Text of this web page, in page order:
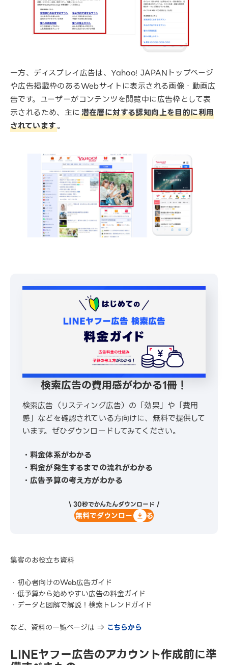
一方、ディスプレイ広告は、Yahoo! JAPANトップページ
や広告掲載枠のあるWebサイトに表示される画像・動画広
告です。ユーザーがコンテンツを閲覧中に広告枠として表
示されるため、主に潜在層に対する認知向上を目的に利用
されています。
検索広告の費用感がわかる1冊！
検索広告（リスティング広告）の「効果」や「費用
感」などを確認されている方向けに、無料で提供して
います。ぜひダウンロードしてみてください。
・料金体系がわかる
・料金が発生するまでの流れがわかる
・広告予算の考え方がわかる
\ 30秒でかんたんダウンロード /
無料でダウンロードする
集客のお役立ち資料
・初心者向けのWeb広告ガイド
・低予算から始めやすい広告の料金ガイド
・データと図解で解説！検索トレンドガイド
など、資料の一覧ページは ⇒ こちらから
LINEヤフー広告のアカウント作成前に準